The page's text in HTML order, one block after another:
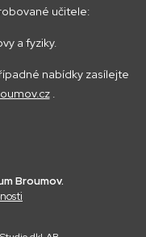
učitele:
a fyziky.
nabídky zasílejte
.
Broumov.